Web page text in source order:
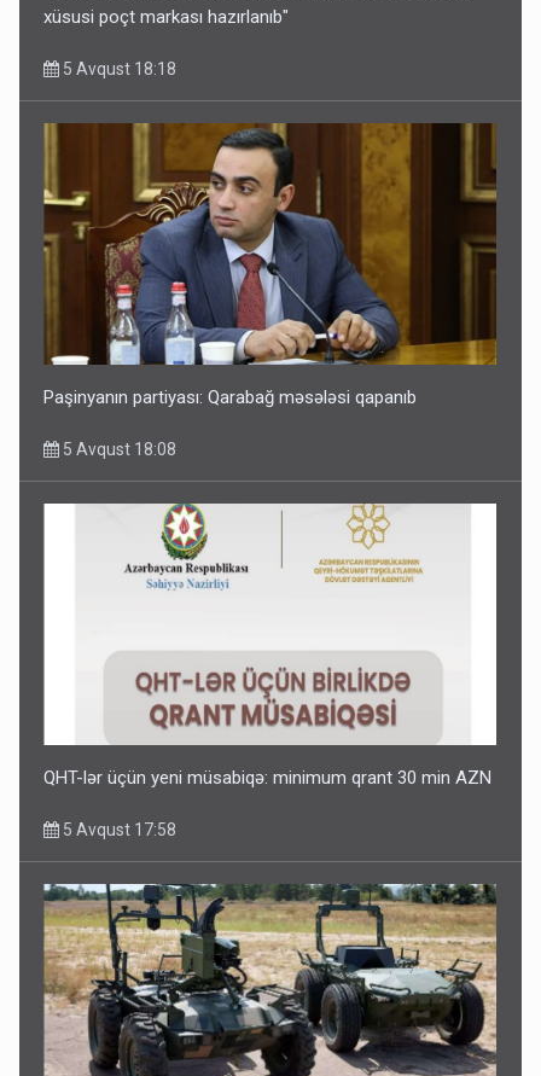
xüsusi poçt markası hazırlanıb"
5 Avqust 18:18
Paşinyanın partiyası: Qarabağ məsələsi qapanıb
5 Avqust 18:08
QHT-lər üçün yeni müsabiqə: minimum qrant 30 min AZN
5 Avqust 17:58